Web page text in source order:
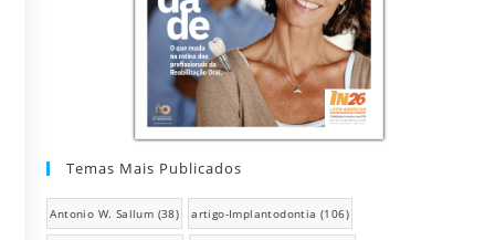
Temas Mais Publicados
Antonio W. Sallum (38) artigo-Implantodontia (106)